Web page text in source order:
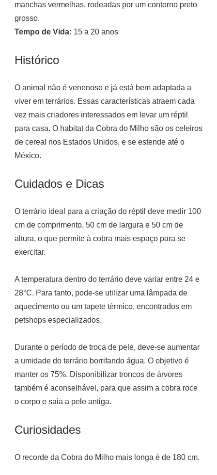
manchas vermelhas, rodeadas por um contorno preto
grosso.
Tempo de Vida: 15 a 20 anos
Histórico
O animal não é venenoso e já está bem adaptada a
viver em terrários. Essas características atraem cada
vez mais criadores interessados em levar um réptil
para casa. O habitat da Cobra do Milho são os celeiros
de cereal nos Estados Unidos, e se estende até o
México.
Cuidados e Dicas
O terrário ideal para a criação do réptil deve medir 100
cm de comprimento, 50 cm de largura e 50 cm de
altura, o que permite à cobra mais espaço para se
exercitar.
A temperatura dentro do terrário deve variar entre 24 e
28°C. Para tanto, pode-se utilizar uma lâmpada de
aquecimento ou um tapete térmico, encontrados em
petshops especializados.
Durante o período de troca de pele, deve-se aumentar
a umidade do terrário borrifando água. O objetivo é
manter os 75%. Disponibilizar troncos de árvores
também é aconselhável, para que assim a cobra roce
o corpo e saia a pele antiga.
Curiosidades
O recorde da Cobra do Milho mais longa é de 180 cm.